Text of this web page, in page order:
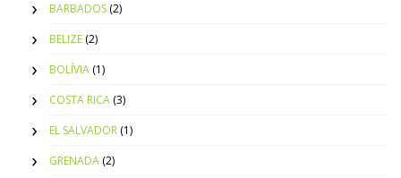
BARBADOS (2)
BELIZE (2)
BOLÍVIA (1)
COSTA RICA (3)
EL SALVADOR (1)
GRENADA (2)